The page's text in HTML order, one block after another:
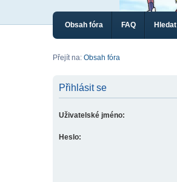
Obsah fóra FAQ Hledat
Přejít na: Obsah fóra
Přihlásit se
Uživatelské jméno:
Heslo: